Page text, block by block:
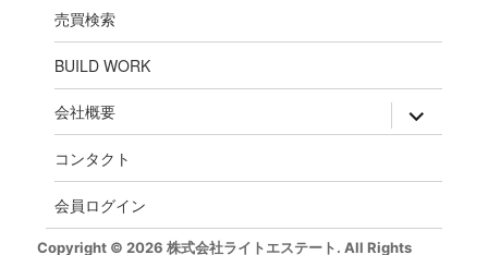
売買検索
BUILD WORK
会社概要 expand
child
コンタクト
会員ログイン
Copyright © 2026 株式会社ライトエステート. All Rights